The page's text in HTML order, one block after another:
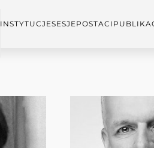
INSTYTUCJESESJEPOSTACI